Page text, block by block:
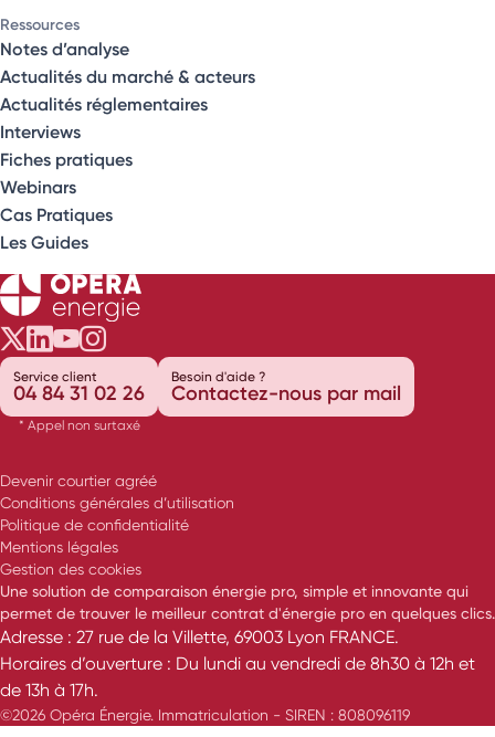
Ressources
Notes d’analyse
Actualités du marché & acteurs
Actualités réglementaires
Interviews
Fiches pratiques
Webinars
Cas Pratiques
Les Guides
Opéra Énergie sur Twitter
Opéra Énergie sur LinkedIn
Opéra Énergie sur Youtube
Opéra Énergie sur Instagram
Service client
04 84 31 02 26
* Appel non surtaxé
Besoin d'aide ?
Contactez-nous par mail
Devenir courtier agréé
Conditions générales d’utilisation
Politique de confidentialité
Mentions légales
Gestion des cookies
Une solution de comparaison énergie pro, simple et innovante qui
permet de trouver le meilleur contrat d'énergie pro en quelques clics.
Adresse : 27 rue de la Villette, 69003 Lyon FRANCE.
Horaires d’ouverture : Du lundi au vendredi de 8h30 à 12h et
de 13h à 17h.
©2026 Opéra Énergie. Immatriculation - SIREN : 808096119